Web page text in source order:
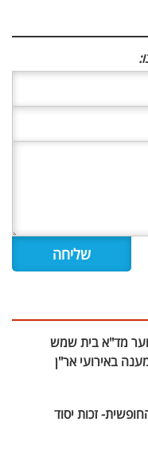
מד"א בית שמש
באירועי אר"ן
זכות יסוד